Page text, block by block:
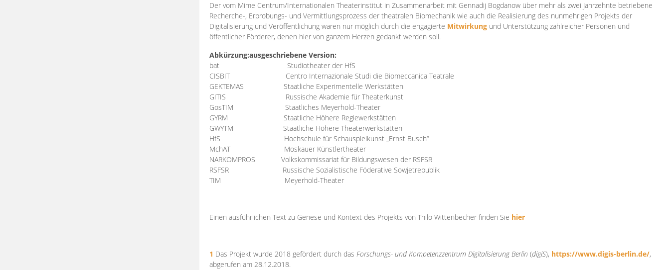
Der vom Mime Centrum/Internationalen Theaterinstitut in Zusammenarbeit mit Gennadij Bogdanow über mehr als zwei Jahrzehnte betriebene
Recherche-, Erprobungs- und Vermittlungsprozess der theatralen Biomechanik wie auch die Realisierung des nunmehrigen Projekts der
Digitalisierung und Veröffentlichung waren nur möglich durch die engagierte Mitwirkung und Unterstützung zahlreicher Personen und
öffentlicher Förderer, denen hier von ganzem Herzen gedankt werden soll.
Abkürzung:ausgeschriebene Version:
bat
Studiotheater der HfS
CISBIT
Centro Internazionale Studi die Biomeccanica Teatrale
GEKTEMAS
Staatliche Experimentelle Werkstätten
GITIS
Russische Akademie für Theaterkunst
GosTIM
Staatliches Meyerhold-Theater
GYRM
Staatliche Höhere Regiewerkstätten
GWYTM
Staatliche Höhere Theaterwerkstätten
HfS
Hochschule für Schauspielkunst „Ernst Busch“
MchAT
Moskauer Künstlertheater
NARKOMPROS
Volkskommissariat für Bildungswesen der RSFSR
RSFSR
Russische Sozialistische Föderative Sowjetrepublik
TIM Meyerhold-Theater
Einen ausführlichen Text zu Genese und Kontext des Projekts von Thilo Wittenbecher finden Sie hier
1 Das Projekt wurde 2018 gefördert durch das Forschungs- und Kompetenzzentrum DigitalisierungBerlin (digiS), https://www.digis-berlin.de/,
abgerufen am 28.12.2018.